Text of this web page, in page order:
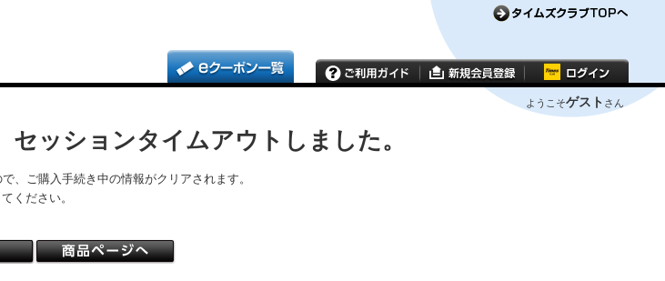
ようこそゲスト さん
ッションタイムアウトしました。
、ご購入手続き中の情報がクリアされます。
ください。